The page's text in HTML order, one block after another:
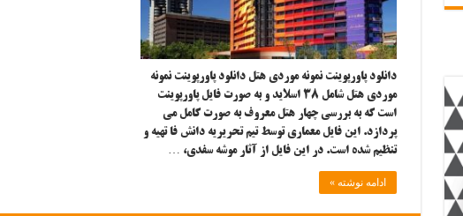
دانلود پاورپوینت نمونه موردی هتل دانلود پاورپوینت نمونه
موردی هتل شامل ۳۸ اسلاید و به صورت فایل پاورپوینت
است که به بررسی چهار هتل معروف به صورت کامل می
پردازد. این فایل معماری توسط تیم تحریریه دانش فا تهیه و
تنظیم شده است. در این فایل از آثار موشه سفدی، …
ادامه نوشته »